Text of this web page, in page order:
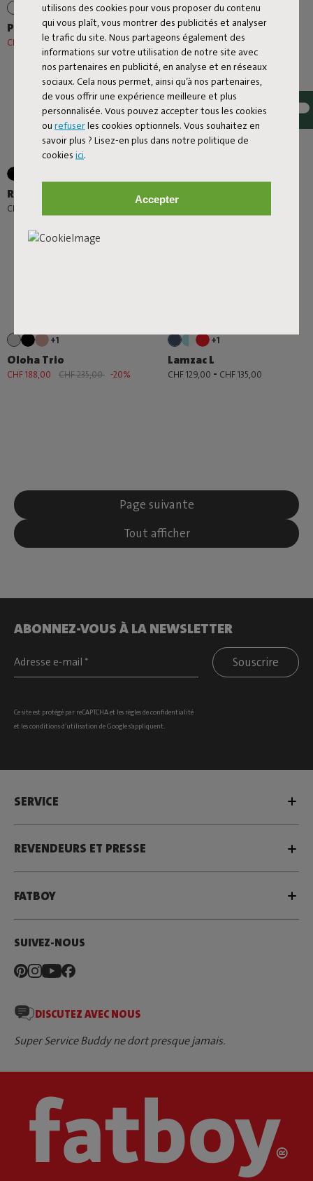
utilisons des cookies pour vous proposer du contenu
qui vous plaît, vous montrer des publicités et analyser
le trafic du site. Nous partageons également des
informations sur votre utilisation de notre site avec
nos partenaires en publicité, en analyse et en réseaux
sociaux. Cela nous permet, ainsi qu’à nos partenaires,
de vous offrir une expérience meilleure et plus
personnalisée. Vous pouvez accepter tous les cookies
ou refuserles cookies optionnels. Vous souhaitez en
savoir plus ? Lisez-en plus dans notre politique de
cookies ici.
Accepter
Prêt A Racket
CHF 92,00 CHF 115,00 -20%
+6
Rock 'n Roll + Original
Outdoor Mist
CHF 576,30 CHF 678,00
Rock 'n Roll
CHF 339,00
Lamzac O
+1
Oloha Trio
CHF 188,00 CHF 235,00 -20%
+1
Lamzac L
CHF 129,00 - CHF 135,00
Page suivante
Tout afficher
ABONNEZ-VOUS À LA NEWSLETTER
Souscrire
Ce site est protégé par reCAPTCHA et les règles de confidentialité
et lesconditions d’utilisation de Google s’appliquent.
SERVICE
REVENDEURS ET PRESSE
FATBOY
SUIVEZ-NOUS
DISCUTEZ AVEC NOUS
Super Service Buddy ne dort presque jamais.